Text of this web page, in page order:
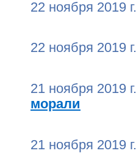
22 ноября 2019 г.
22 ноября 2019 г.
21 ноября 2019 г.
морали
21 ноября 2019 г.